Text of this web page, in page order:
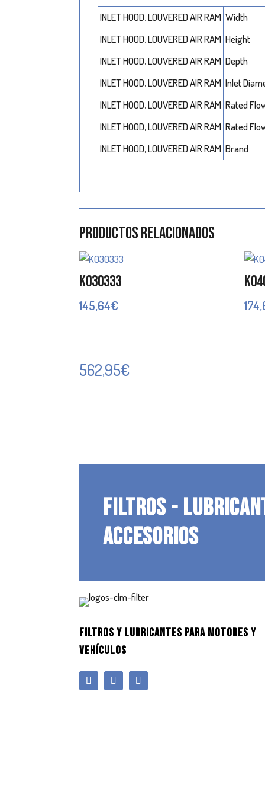
INLET HOOD, LOUVERED AIR RAM Width
INLET HOOD, LOUVERED AIR RAM Height
INLET HOOD, LOUVERED AIR RAM Depth
INLET HOOD, LOUVERED AIR RAM Inlet
INLET HOOD, LOUVERED AIR RAM Rated
INLET HOOD, LOUVERED AIR RAM Rated
INLET HOOD, LOUVERED AIR RAM Brand
Productos relacionados
K030333
145,64€
562,95€
FILTROS -
ACCESORIOS
FILTROS Y LUBRICANTES PARA MOTORES Y
VEHÍCULOS